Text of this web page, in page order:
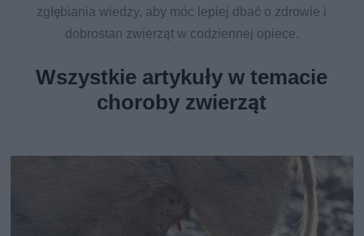
zgłębiania wiedzy, aby móc lepiej dbać o zdrowie i
dobrostan zwierząt w codziennej opiece.
Wszystkie artykuły w temacie
choroby zwierząt